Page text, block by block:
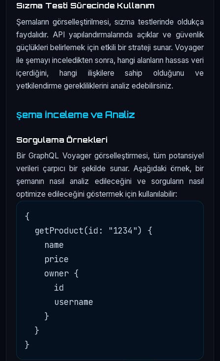
Sızma Testi Sürecinde Kullanım
Şemaların görselleştirilmesi, sızma testlerinde oldukça
faydalıdır. API yapılandırmalarında açıklar ve güvenlik
güçlükleri belirlemek için etkili bir strateji sunar. Voyager
ile şemayı inceledikten sonra, hangi alanların hassas veri
içerdiğini, hangi ilişkilere sahip olduğunu ve
yetkilendirme gerekliliklerini analiz edebilirsiniz.
Şema İnceleme ve Analiz
Sorgulama Örnekleri
Bir GraphQL Voyager görselleştirmesi, tüm potansiyel
verileri çarpıcı bir şekilde sunar. Aşağıdaki örnek, bir
şemanın nasıl analiz edileceğini ve sorguların nasıl
optimize edileceğini göstermek için kullanılabilir:
{
  getProduct(id: "1234") {
    name
    price
    owner {
      id
      username
    }
  }